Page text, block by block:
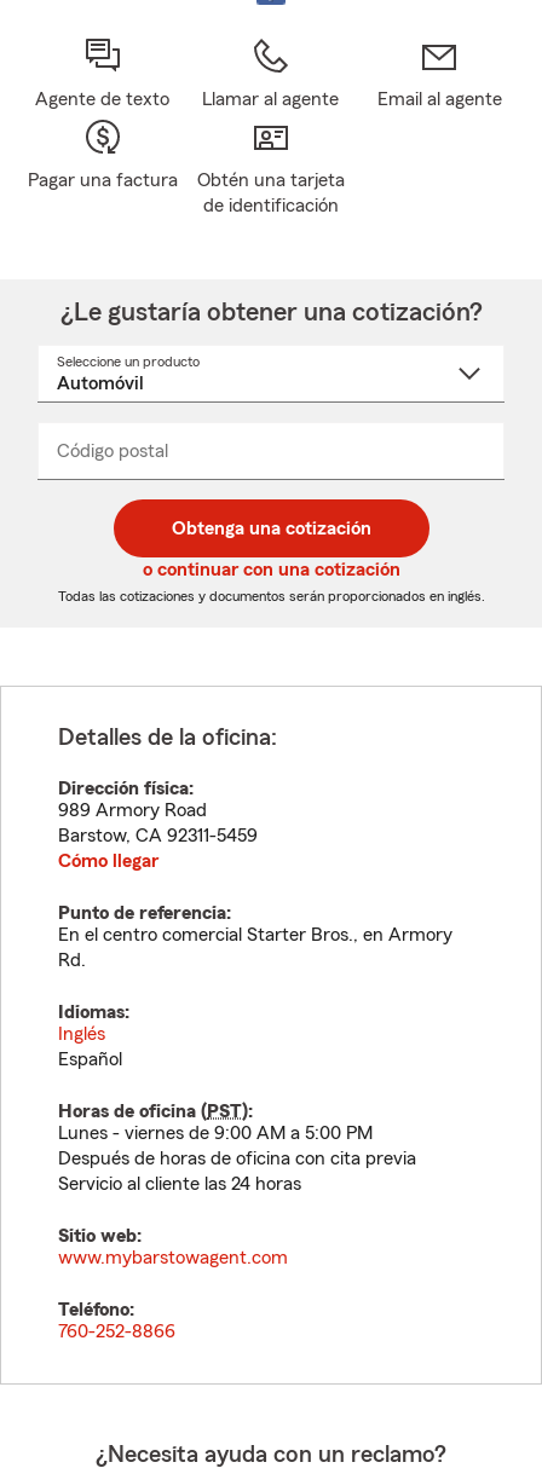
Agente de texto Llamar al agente Email al agente
Pagar una factura
Obtén una tarjeta
de identificación
¿Le gustaría obtener una cotización?
Seleccione un producto
desplegable
Código postal
de
5
dígitos
de
5
dígitos
_____
Obtenga una cotización
o continuar con una cotización
Todas las cotizaciones y documentos serán proporcionados en inglés.
Detalles de la oficina:
Dirección física:
989 Armory Road
Barstow, CA 92311-5459
Cómo llegar
Punto de referencia:
En el centro comercial Starter Bros., en Armory
Rd.
Idiomas:
Inglés
Español
Horas de oficina (PST):
Lunes - viernes de 9:00 AM a 5:00 PM
Después de horas de oficina con cita previa
Servicio al cliente las 24 horas
Sitio web:
www.mybarstowagent.com
Teléfono:
760-252-8866
¿Necesita ayuda con un reclamo?